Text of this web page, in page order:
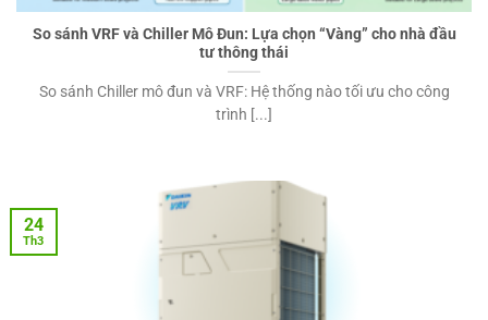
So sánh VRF và Chiller Mô Đun: Lựa chọn “Vàng” cho nhà đầu
tư thông thái
So sánh Chiller mô đun và VRF: Hệ thống nào tối ưu cho công
trình [...]
24
Th3